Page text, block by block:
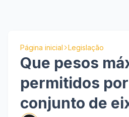
Página inicial Legislação
Que pesos
permitidos
conjunto de